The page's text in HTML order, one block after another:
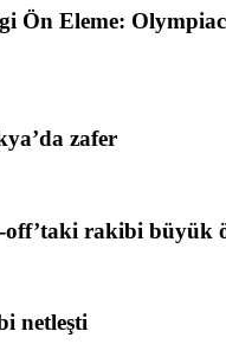
Ön Eleme:
zafer
off’taki rakibi büyük
netleşti